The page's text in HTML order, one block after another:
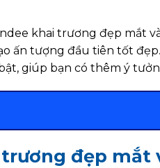
khai trương đẹp mắt
ấn tượng đầu tiên tốt đẹp.
giúp bạn có thêm ý
đẹp mắt